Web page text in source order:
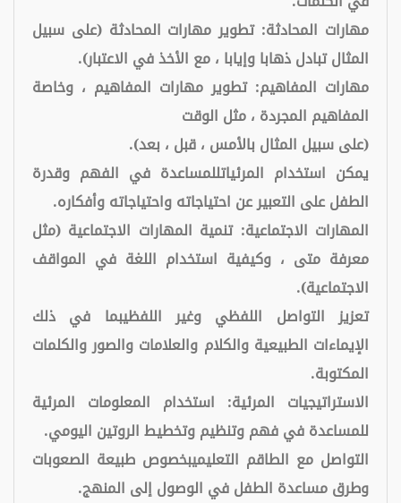
مهارات المحادثة: تطوير مهارات المحادثة (على سبيل
المثال تبادل ذهابا وإيابا ، مع الأخذ في الاعتبار).
مهارات المفاهيم: تطوير مهارات المفاهيم ، وخاصة
المفاهيم المجردة ، مثل الوقت
(على سبيل المثال بالأمس ، قبل ، بعد).
يمكن استخدام المرئياتللمساعدة في الفهم وقدرة
الطفل على التعبير عن احتياجاته واحتياجاته وأفكاره.
المهارات الاجتماعية: تنمية المهارات الاجتماعية (مثل
معرفة متى ، وكيفية استخدام اللغة في المواقف
الاجتماعية).
تعزيز التواصل اللفظي وغير اللفظيبما في ذلك
الإيماءات الطبيعية والكلام والعلامات والصور والكلمات
المكتوبة.
الاستراتيجيات المرئية: استخدام المعلومات المرئية
للمساعدة في فهم وتنظيم وتخطيط الروتين اليومي.
التواصل مع الطاقم التعليميبخصوص طبيعة الصعوبات
وطرق مساعدة الطفل في الوصول إلى المنهج.